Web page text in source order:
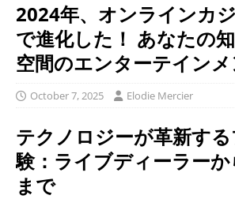
2024年、オンラインカ
で進化した！ あなたの
空間のエンターテインメ
October 7, 2025 Elodie Mercier
テクノロジーが革新す
験：ライブディーラーか
まで